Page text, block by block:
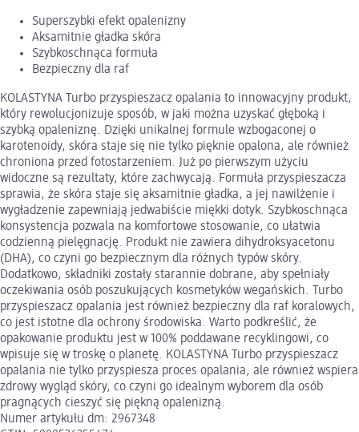
Superszybki efekt opalenizny
Aksamitnie gładka skóra
Szybkoschnąca formuła
Bezpieczny dla raf
KOLASTYNA Turbo przyspieszacz opalania to innowacyjny produkt,
który rewolucjonizuje sposób, w jaki można uzyskać głęboką i
szybką opaleniznę. Dzięki unikalnej formule wzbogaconej o
karotenoidy, skóra staje się nie tylko pięknie opalona, ale również
chroniona przed fotostarzeniem. Już po pierwszym użyciu
widoczne są rezultaty, które zachwycają. Formuła przyspieszacza
sprawia, że skóra staje się aksamitnie gładka, a jej nawilżenie i
wygładzenie zapewniają jedwabiście miękki dotyk. Szybkoschnąca
konsystencja pozwala na komfortowe stosowanie, co ułatwia
codzienną pielęgnację. Produkt nie zawiera dihydroksyacetonu
(DHA), co czyni go bezpiecznym dla różnych typów skóry.
Dodatkowo, składniki zostały starannie dobrane, aby spełniały
oczekiwania osób poszukujących kosmetyków wegańskich. Turbo
przyspieszacz opalania jest również bezpieczny dla raf koralowych,
co jest istotne dla ochrony środowiska. Warto podkreślić, że
opakowanie produktu jest w 100% poddawane recyklingowi, co
wpisuje się w troskę o planetę. KOLASTYNA Turbo przyspieszacz
opalania nie tylko przyspiesza proces opalania, ale również wspiera
zdrowy wygląd skóry, co czyni go idealnym wyborem dla osób
pragnących cieszyć się piękną opalenizną.
Numer artykułu dm: 2967348